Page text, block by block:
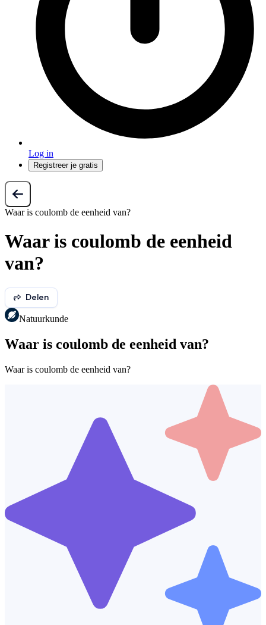
Log in
Registreer je gratis
Waar is coulomb de eenheid van?
Waar is coulomb de eenheid
van?
Delen
Natuurkunde
Waar is coulomb de eenheid van?
Waar is coulomb de eenheid van?